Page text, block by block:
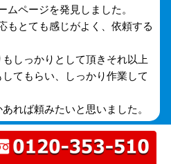
ムページを発見しました。
もとても感じがよく、依頼する
しっかりとして頂きそれ以上
てもらい、しっかり作業して
れば頼みたいと思いました。